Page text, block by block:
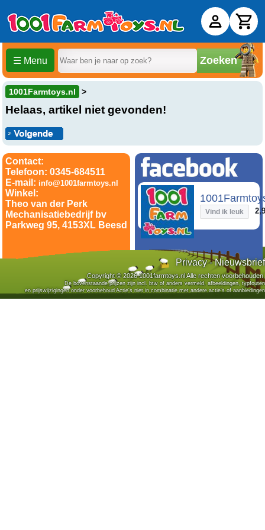
☰ Menu Zoeken
1001Farmtoys.nl
Helaas, artikel niet gevonden!
Contact:
Telefoon: 0345-684511
E-mail: info@1001farmtoys.nl
Winkel:
Theo van der Perk
Mechanisatiebedrijf bv
Parkweg 95, 4153XL Beesd
Vind ik leuk
Privacy-Nieuwsbrief
Copyright © 2026 1001farmtoys.nl Alle rechten voorbehouden.
De bovenstaande prijzen zijn incl. btw of anders vermeld, afbeeldingen, typfouten
en prijswijzigingen onder voorbehoud Actie's niet in combinatie met andere actie's of aanbiedingen